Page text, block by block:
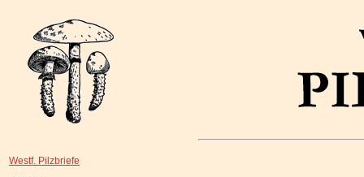
Westf. Pilzbriefe